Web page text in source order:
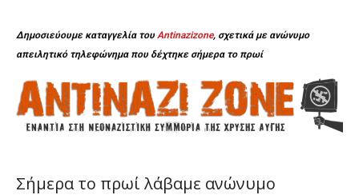
Δημοσιεύουμε καταγγελία του Antinazizone, σχετικά με ανώνυμο
απειλητικό τηλεφώνημα που δέχτηκε σήμερα το πρωί
Σήμερα το πρωί λάβαμε ανώνυμο